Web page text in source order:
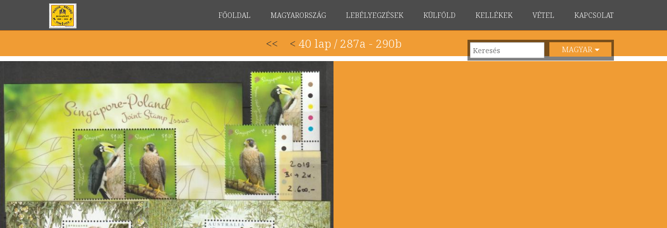
FŐOLDAL MAGYARORSZÁG LEBÉLYEGZÉSEK KÜLFÖLD KELLÉKEK VÉTEL KAPCSOLAT
MAGYAR
<< < 40 lap / 287a - 290b